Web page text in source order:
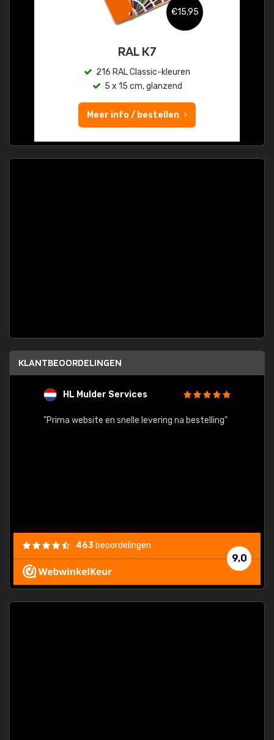
€15,95
RAL K7
216 RAL Classic-kleuren
5 x 15 cm, glanzend
Meer info / bestellen
KLANTBEOORDELINGEN
HL Mulder Services
"Prima website en snelle levering na bestelling"
9,0
463 beoordelingen